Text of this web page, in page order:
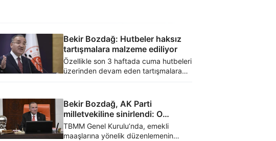
Bekir Bozdağ: Hutbeler haksız
tartışmalara malzeme ediliyor
Özellikle son 3 haftada cuma hutbeleri
üzerinden devam eden tartışmalara
bilgilerin aktarılmasının kimsenin
yaşam tarzına müdahale olmadığını
söyledi.
Bekir Bozdağ, AK Parti
milletvekiline sinirlendi: O
arkadaşımız dışarı çıksın
TBMM Genel Kurulu’nda, emekli
maaşlarına yönelik düzenlemenin